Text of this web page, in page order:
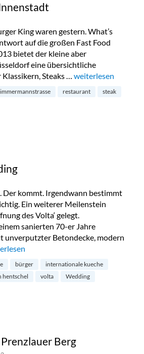
King waren gestern. What’s
auf die großen Fast Food
bietet der kleine aber
eine übersichtliche
Steaks … „What’s Beef
weiterlesen
immermannstrasse restaurant
steak
Der kommt. Irgendwann bestimmt
Ein weiterer Meilenstein
des Volta‘ gelegt.
sanierten 70-er Jahre
unverputzter Betondecke, modern
im Wedding“
bürger
internationale kueche
hentschel volta Wedding
Berg